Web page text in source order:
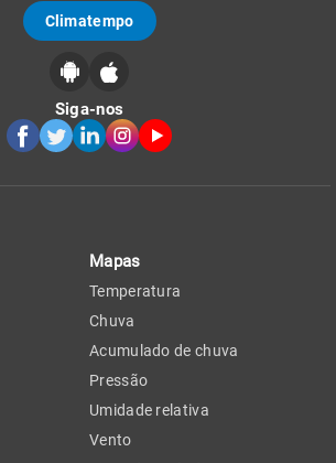
Climatempo
Siga-nos
Mapas
Temperatura
Chuva
Acumulado de chuva
Pressão
Umidade relativa
Vento